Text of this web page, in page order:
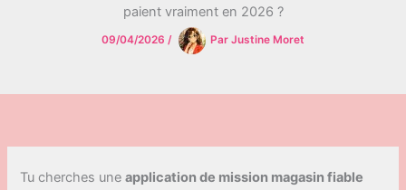
paient vraiment en 2026 ?
09/04/2026 / Par Justine Moret
Tu cherches uneapplication de mission magasin fiable